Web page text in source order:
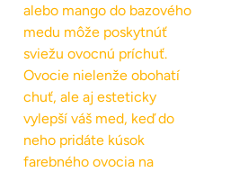
alebo mango do bazového
medu môže poskytnúť
sviežu ovocnú príchuť.
Ovocie nielenže obohatí
chuť, ale aj esteticky
vylepší váš med, keď do
neho pridáte kúsok
farebného ovocia na